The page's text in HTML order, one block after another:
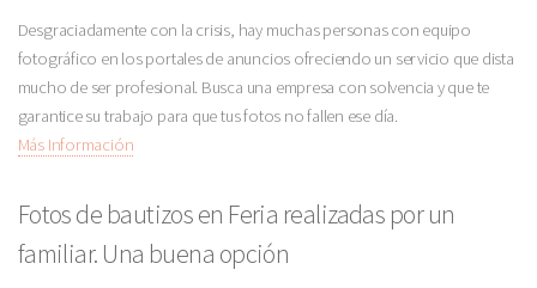
Desgraciadamente con la crisis, hay muchas personas con equipo
fotográfico en los portales de anuncios ofreciendo un servicio que dista
mucho de ser profesional. Busca una empresa con solvencia y que te
garantice su trabajo para que tus fotos no fallen ese día.
Más Información
Fotos de bautizos en Feria realizadas por un
familiar. Una buena opción